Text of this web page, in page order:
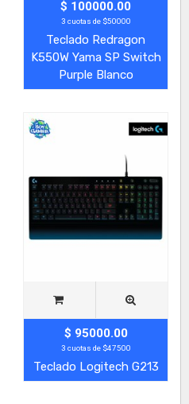
$ 100000.00
3 cuotas de $50000
Teclado Redragon
K550W Yama SP Switch
Purple Blanco
$ 95000.00
3 cuotas de $47500
Teclado Logitech G213